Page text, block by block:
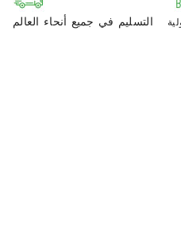
التسليم في جميع أنحاء العالم